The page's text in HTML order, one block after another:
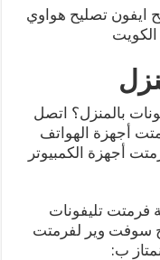
ايفون تصليح هواوي
بالمنزل؟ اتصل
أجهزة الهواتف
أجهزة الكمبيوتر
فرمتت تليفونات
سوفت وير لفرمتت
ب: